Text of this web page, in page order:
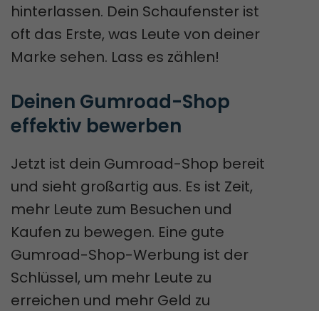
hinterlassen. Dein Schaufenster ist
oft das Erste, was Leute von deiner
Marke sehen. Lass es zählen!
Deinen Gumroad-Shop
effektiv bewerben
Jetzt ist dein Gumroad-Shop bereit
und sieht großartig aus. Es ist Zeit,
mehr Leute zum Besuchen und
Kaufen zu bewegen. Eine gute
Gumroad-Shop-Werbung ist der
Schlüssel, um mehr Leute zu
erreichen und mehr Geld zu